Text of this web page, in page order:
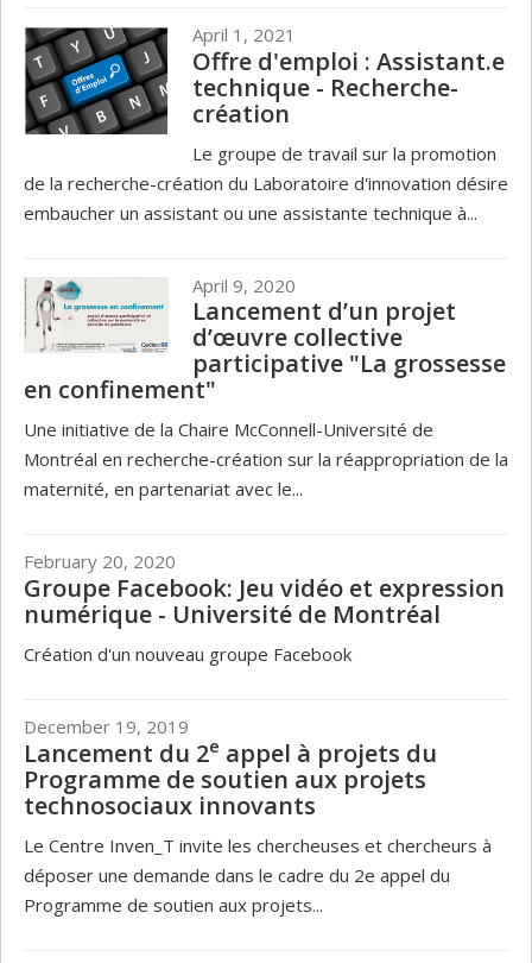
April 1, 2021
Offre d'emploi : Assistant.e
technique - Recherche-
création
Le groupe de travail sur la promotion
de la recherche-création du Laboratoire d'innovation désire
embaucher un assistant ou une assistante technique à...
April 9, 2020
Lancement d’un projet
d’œuvre collective
participative "La grossesse
en confinement"
Une initiative de la Chaire McConnell-Université de
Montréal en recherche-création sur la réappropriation de la
maternité, en partenariat avec le...
February 20, 2020
Groupe Facebook: Jeu vidéo et expression
numérique - Université de Montréal
Création d'un nouveau groupe Facebook
December 19, 2019
Lancement du 2e appel à projets du
Programme de soutien aux projets
technosociaux innovants
Le Centre Inven_T invite les chercheuses et chercheurs à
déposer une demande dans le cadre du 2e appel du
Programme de soutien aux projets...